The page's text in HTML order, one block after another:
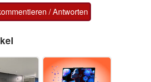
/ Antworten